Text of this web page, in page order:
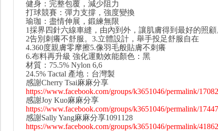
健身：完整包覆，減少阻力
打球競賽：彈力支撐，強度變換
瑜珈：盡情伸展，鍛練無限
1採界四針六線車縫，由內到外，讓肌膚得到最好的照顧
2告別刺癢不舒服。3.立體設計，舉手投足舒服自在
4.360度親膚零摩擦5.像羽毛般貼膚不刺癢
6.布料再升級 強化運動效能顏色：黑
材質：75.5% Nylon 6,6
24.5% Tactal 產地：台灣製
感謝Cherry Tsai麻麻分享
https://www.facebook.com/groups/k3651046/permalink/
感謝Joy Kuo麻麻分享
https://www.facebook.com/groups/k3651046/permalink/
感謝Sally Yang麻麻分享1091128
https://www.facebook.com/groups/k3651046/permalink/